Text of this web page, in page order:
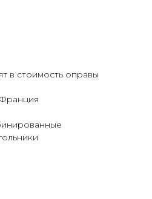
в стоимость оправы